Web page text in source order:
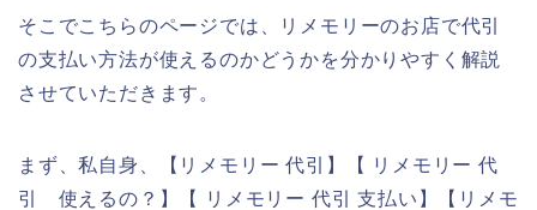
そこでこちらのページでは、リメモリーのお店で代引
の支払い方法が使えるのかどうかを分かりやすく解説
させていただきます。
まず、私自身、【リメモリー 代引】【 リメモリー 代
引 使えるの？】【 リメモリー 代引 支払い】【リメモ